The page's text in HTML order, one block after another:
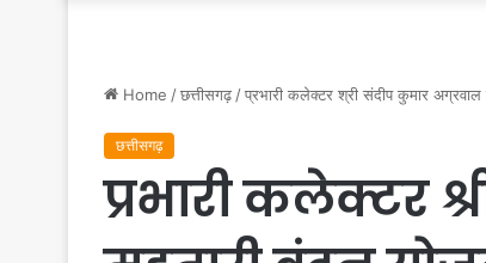
Home /छत्तीसगढ़ /प्रभारी कलेक्टर श्री संदीप कुमार अग्रवाल
छत्तीसगढ़
प्रभारी कलेक्टर